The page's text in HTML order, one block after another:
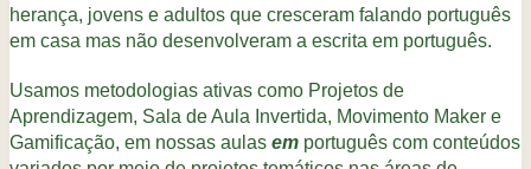
herança, jovens e adultos que cresceram falando português
em casa mas não desenvolveram a escrita em português.
Usamos metodologias ativas como Projetos de
Aprendizagem, Sala de Aula Invertida, Movimento Maker e
Gamificação, em nossas aulas em português com conteúdos